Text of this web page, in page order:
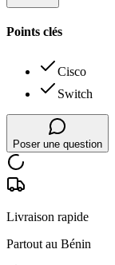
Points clés
Cisco
Switch
Poser une question
Livraison rapide
Partout au Bénin